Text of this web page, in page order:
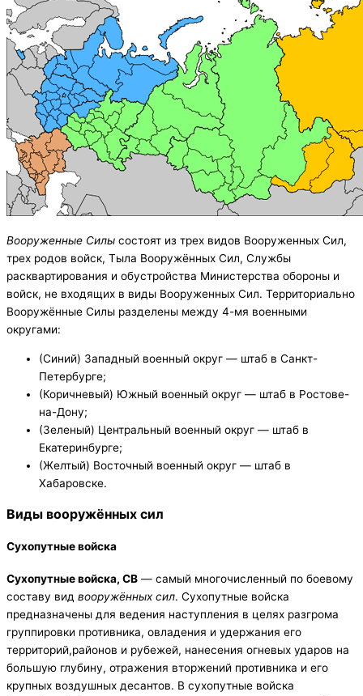
Вооруженные Силы состоят из трех видов Вооруженных Сил,
трех родов войск, Тыла Вооружённых Сил, Службы
расквартирования и обустройства Министерства обороны и
войск, не входящих в виды Вооруженных Сил. Территориально
Вооружённые Силы разделены между 4-мя военными
округами:
(Синий) Западный военный округ — штаб в Санкт-
Петербурге;
(Коричневый) Южный военный округ — штаб в Ростове-
на-Дону;
(Зеленый) Центральный военный округ — штаб в
Екатеринбурге;
(Желтый) Восточный военный округ — штаб в
Хабаровске.
Виды вооружённых сил
Сухопутные войска
Сухопутные войска, СВ — самый многочисленный по боевому
составу вид вооружённых сил. Сухопутные войска
предназначены для ведения наступления в целях разгрома
группировки противника, овладения и удержания его
территорий,районов и рубежей, нанесения огневых ударов на
большую глубину, отражения вторжений противника и его
крупных воздушных десантов. В сухопутные войска